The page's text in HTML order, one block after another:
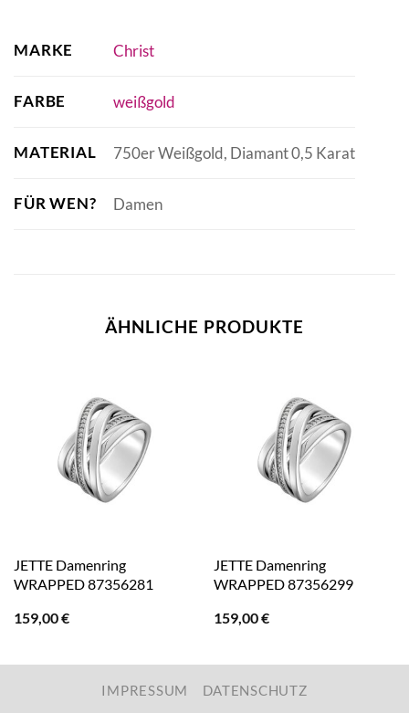
MARKE Christ
FARBE weißgold
MATERIAL 750er Weißgold, Diamant 0,5 Karat
FÜR WEN? Damen
ÄHNLICHE PRODUKTE
JETTE Damenring
WRAPPED 87356281
159,00€
JETTE Damenring
WRAPPED 87356299
159,00€
IMPRESSUM DATENSCHUTZ